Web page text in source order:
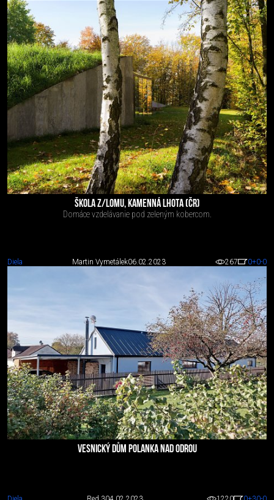
ŠKOLA Z/LOMU, KAMENNÁ LHOTA (ČR)
Domáce vzdelávanie pod zeleným kobercom.
Diela Martin Vymetálek06.02.2023 267 0+0-0
VESNICKÝ DŮM POLANKA NAD ODROU